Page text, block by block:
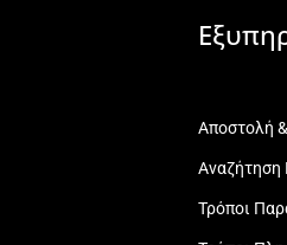
Αποστολή
Αναζήτηση
Τρόποι